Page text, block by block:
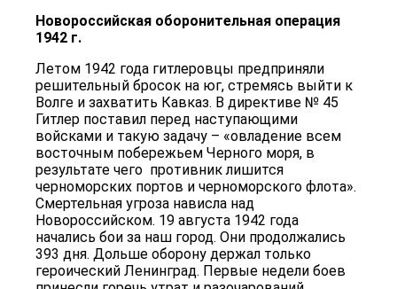
Новороссийская оборонительная операция
1942 г.
Летом 1942 года гитлеровцы предприняли
решительный бросок на юг, стремясь выйти к
Волге и захватить Кавказ. В директиве № 45
Гитлер поставил перед наступающими
войсками и такую задачу – «овладение всем
восточным побережьем Черного моря, в
результате чего противник лишится
черноморских портов и черноморского флота».
Смертельная угроза нависла над
Новороссийском. 19 августа 1942 года
начались бои за наш город. Они продолжались
393 дня. Дольше оборону держал только
героический Ленинград. Первые недели боев